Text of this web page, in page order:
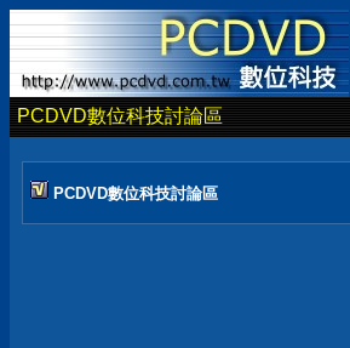
PCDVD數位科技討論區
PCDVD數位科技討論區